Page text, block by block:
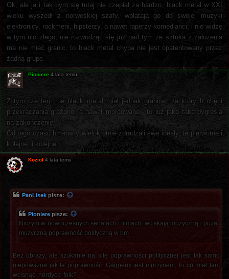
Ok, ale ja i tak bym się tutaj nie czepiał za bardzo, black metal w XXI
wieku wyszedł z norweskiej szafy, wplatają go do swojej muzyki
elektronicy, rockmeni, hipsterzy, a nawet raperzy-komedianci, i nie widzę
w tym nic złego, nie rozwodząc się już nad tym że sztuka z założenia
ma nie mieć granic, to black metal chyba nie jest opatentowany przez
żadną grupę.
Pioniere 4 lata temu
Z tym, że ten true black metal miał jednak granice, za których chęci
przekraczania grożono, a nawet mordowano - to już jako taka dygresja
na zakończenie.
Od tego czasu bm-owcy wielokrotnie zdradzali swe ideały, te pierwotne i
kolejne, i kolejne.
Kozioł 4 lata temu
PanLisek pisze:
Pioniere pisze:
Niczym w nowoczesnych serialach i filmach, wciskają muzyczną i poza
muzyczną poprawność polityczną w bm
Bez obrazy, ale szukanie na siłę poprawności politycznej jest tak samo
niepoważne jak ta poprawność. Gagneux jest murzynem, to co miał tam
wcisnąć, nordycki folk?